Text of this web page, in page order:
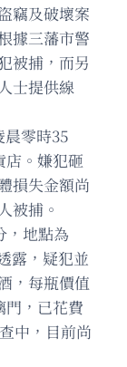
竊及破壞案
據三藩市警
被捕，而另
士提供線
晨零時35
店。嫌犯砸
損失金額尚
被捕。
，地點為
露，疑犯並
，每瓶價值
門，已花費
中，目前尚